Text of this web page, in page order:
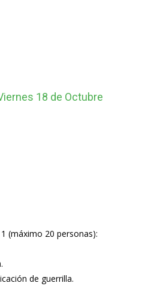
18 de Octubre
(máximo 20 personas):
de guerrilla.